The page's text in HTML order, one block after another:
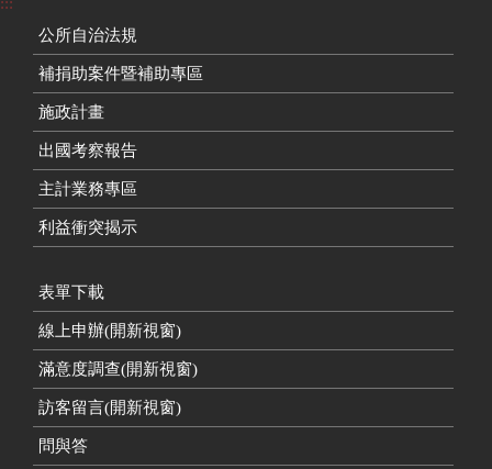
公所自治法規
補捐助案件暨補助專區
施政計畫
出國考察報告
主計業務專區
利益衝突揭示
表單下載
線上申辦(開新視窗)
滿意度調查(開新視窗)
訪客留言(開新視窗)
問與答